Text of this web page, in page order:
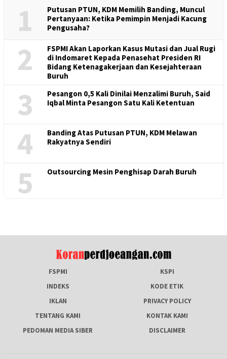
1
Putusan PTUN, KDM Memilih Banding, Muncul
Pertanyaan: Ketika Pemimpin Menjadi Kacung
Pengusaha?
2
FSPMI Akan Laporkan Kasus Mutasi dan Jual Rugi
di Indomaret Kepada Penasehat Presiden RI
Bidang Ketenagakerjaan dan Kesejahteraan
Buruh
3
Pesangon 0,5 Kali Dinilai Menzalimi Buruh, Said
Iqbal Minta Pesangon Satu Kali Ketentuan
4
Banding Atas Putusan PTUN, KDM Melawan
Rakyatnya Sendiri
5 Outsourcing Mesin Penghisap Darah Buruh
FSPMI
KSPI
INDEKS
KODE ETIK
IKLAN
PRIVACY POLICY
TENTANG KAMI
KONTAK KAMI
PEDOMAN MEDIA SIBER
DISCLAIMER